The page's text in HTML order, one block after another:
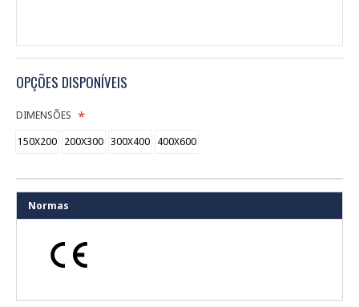
OPÇÕES DISPONÍVEIS
DIMENSÕES
150X200 200X300 300X400 400X600
Normas